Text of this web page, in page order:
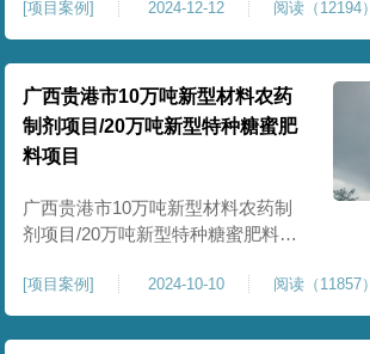
240000平方米，施工周期长，待路
基回填达到设计标高后，强夯施工
一次。我司于土方单位交叉作业。
康尚强夯公司于2024年10月20日安
排设备人员进场，按照图纸设计施
工。
[项目案例] 2024-12-12 阅读（12194）
广西贵港市10万吨新型材料农药
制剂项目/20万吨新型特种糖蜜肥
料项目
广西贵港市10万吨新型材料农药制
剂项目/20万吨新型特种糖蜜肥料项
期施工，一期为10万吨新型材料农
药制剂项目施工，二期为20万吨新
型特种糖蜜肥料项目，两期项目都
[项目案例] 2024-10-10 阅读（11857）